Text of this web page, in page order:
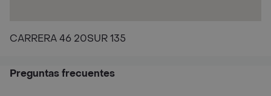
CARRERA 46 20SUR 135
Preguntas frecuentes